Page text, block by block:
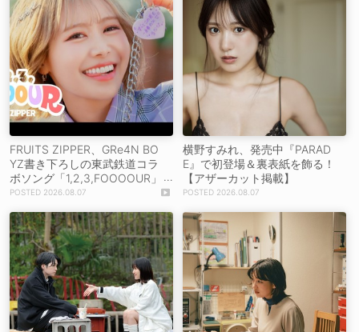
FRUITS ZIPPER、GRe4N BO
YZ書き下ろしの東武鉄道コラ
ボソング「1,2,3,FOOOOUR」
をリリース＆MV公開！
2026.08.07
横野すみれ、発売中『PARAD
E』で初登場＆裏表紙を飾る！
【アザーカット掲載】
2026.08.07